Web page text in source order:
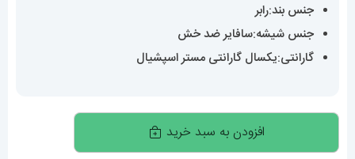
جنس بند:رابر
جنس شیشه:سافایر ضد خش
گارانتی:یکسال گارانتی مستر اسپشیال
ساعت
مچی
افزودن به سبد خرید